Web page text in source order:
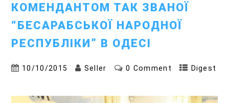
КОМЕНДАНТОМ ТАК ЗВАНОЇ
“БЕСАРАБСЬКОЇ НАРОДНОЇ
РЕСПУБЛІКИ” В ОДЕСІ
10/10/2015 Seller 0 Comment Digest